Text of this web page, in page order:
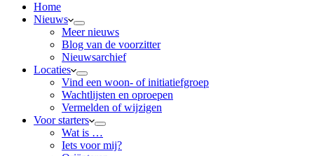
Home
Nieuws
Meer nieuws
Blog van de voorzitter
Nieuwsarchief
Locaties
Vind een woon- of initiatiefgroep
Wachtlijsten en oproepen
Vermelden of wijzigen
Voor starters
Wat is …
Iets voor mij?